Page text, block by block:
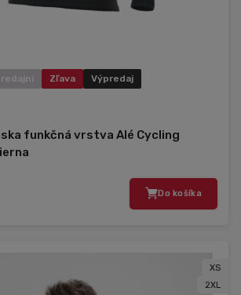
Zľava Výpredaj
funkčná vrstva Alé Cycling
Do košíka
XS
2XL